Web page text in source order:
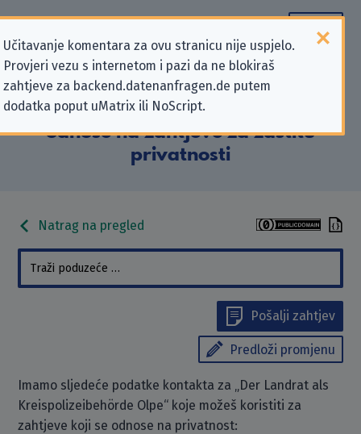
Učitavanje komentara za ovu stranicu nije uspjelo.
Provjeri vezu s internetom i pazi da ne blokiraš
zahtjeve za backend.datenanfragen.de putem
dodatka poput uMatrix ili NoScript.
Podaci kontakta „Der Landrat als
Kreispolizeibehörde Olpe” koji se
odnose na zahtjeve za zaštitu
privatnosti
Natrag na pregled
Pošalji zahtjev
Predloži promjenu
Imamo sljedeće podatke kontakta za „Der Landrat als
Kreispolizeibehörde Olpe“ koje možeš koristiti za
zahtjeve koji se odnose na privatnost: